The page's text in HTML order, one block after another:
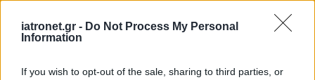
iatronet.gr - Do Not Process My Personal
Information
If you wish to opt-out of the sale, sharing to third parties, or
«Αυτό που δεν πρέπει να παραλείπουμε σε όλες